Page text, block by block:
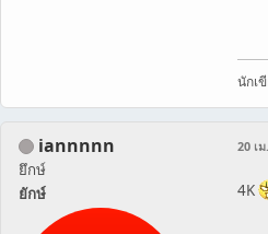
นักเ
iannnnn
ยึกษ์
ยักษ์
20 เ
4K